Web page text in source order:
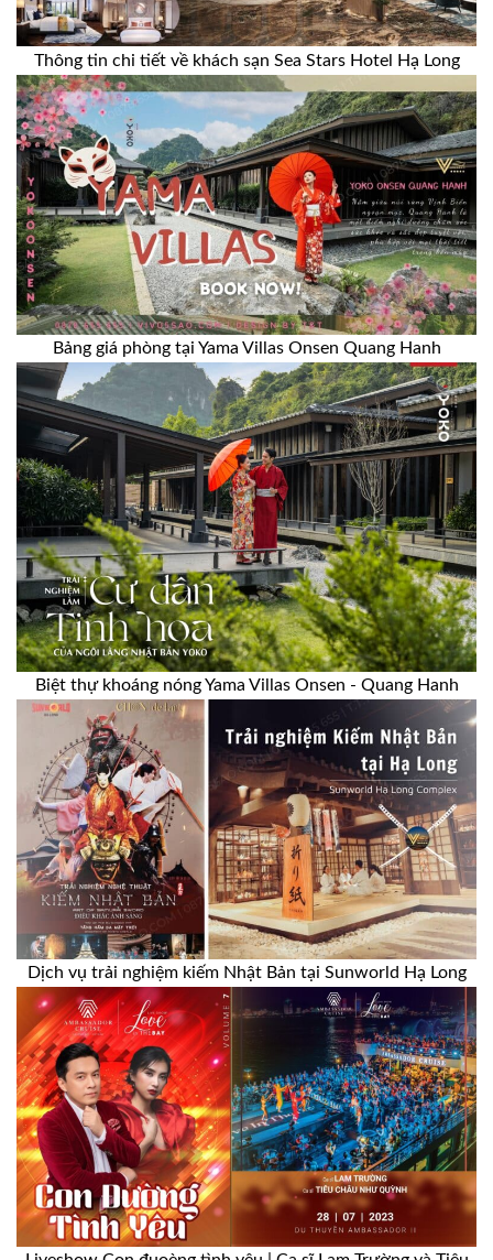
Thông tin chi tiết về khách sạn Sea Stars Hotel Hạ Long
Bảng giá phòng tại Yama Villas Onsen Quang Hanh
Biệt thự khoáng nóng Yama Villas Onsen - Quang Hanh
Dịch vụ trải nghiệm kiếm Nhật Bản tại Sunworld Hạ Long